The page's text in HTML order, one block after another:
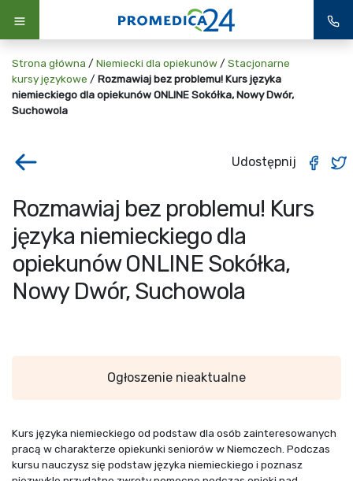
Strona główna / Niemiecki dla opiekunów / Stacjonarne
kursy językowe / Rozmawiaj bez problemu! Kurs języka
niemieckiego dla opiekunów ONLINE Sokółka, Nowy Dwór,
Suchowola
Udostępnij
Rozmawiaj bez problemu! Kurs
języka niemieckiego dla
opiekunów ONLINE Sokółka,
Nowy Dwór, Suchowola
Ogłoszenie nieaktualne
Kurs języka niemieckiego od podstaw dla osób zainteresowanych
pracą w charakterze opiekunki seniorów w Niemczech. Podczas
kursu nauczysz się podstaw języka niemieckiego i poznasz